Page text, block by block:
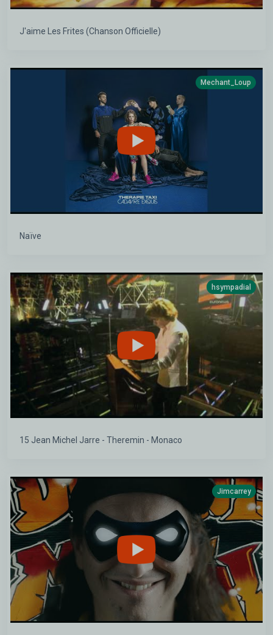
J'aime Les Frites (Chanson Officielle)
Mechant_Loup
Naïve
hsympadial
15 Jean Michel Jarre - Theremin - Monaco
Jimcarrey